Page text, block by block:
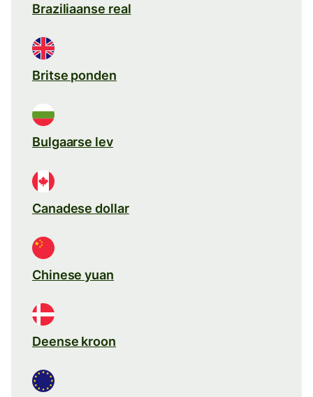
Braziliaanse real
Britse ponden
Bulgaarse lev
Canadese dollar
Chinese yuan
Deense kroon